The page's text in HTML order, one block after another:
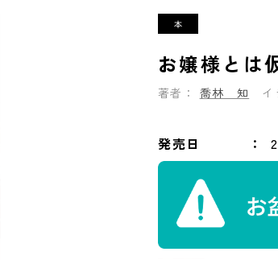
お嬢様とは
著者： 喬林 知 イ
発売日